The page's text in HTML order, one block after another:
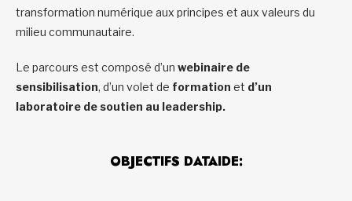
transformation numérique aux principes et aux valeurs du
milieu communautaire.
Le parcours est composé d’un webinaire de
sensibilisation, d’un volet de formation et d’un
laboratoire de soutien au leadership.
OBJECTIFS DATAIDE: